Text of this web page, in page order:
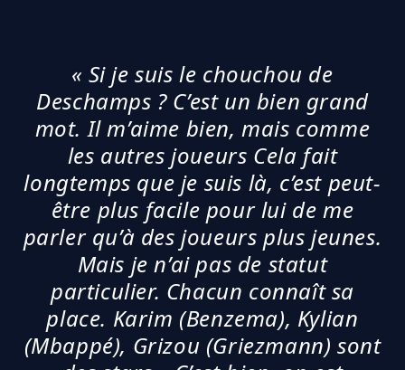
« Si je suis le chouchou de
Deschamps ? C’est un bien grand
mot. Il m’aime bien, mais comme
les autres joueurs Cela fait
longtemps que je suis là, c’est peut-
être plus facile pour lui de me
parler qu’à des joueurs plus jeunes.
Mais je n’ai pas de statut
particulier. Chacun connaît sa
place. Karim (Benzema), Kylian
(Mbappé), Grizou (Griezmann) sont